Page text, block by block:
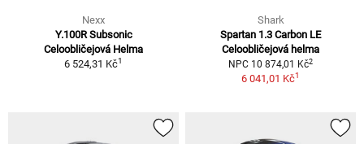
Nexx
Y.100R Subsonic
Celoobličejová Helma
6 524,31 Kč1
Shark
Spartan 1.3 Carbon LE
Celoobličejová helma
NPC 10 874,01 Kč2
6 041,01 Kč1